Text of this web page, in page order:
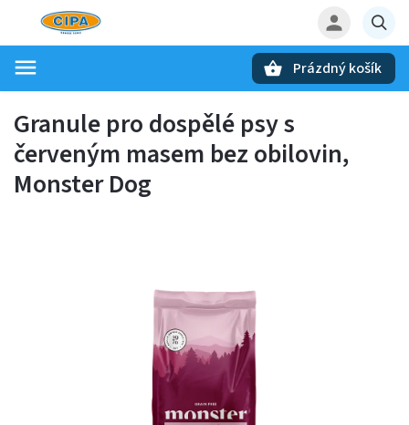
Prázdný košík
Granule pro dospělé psy s
červeným masem bez obilovin,
Monster Dog